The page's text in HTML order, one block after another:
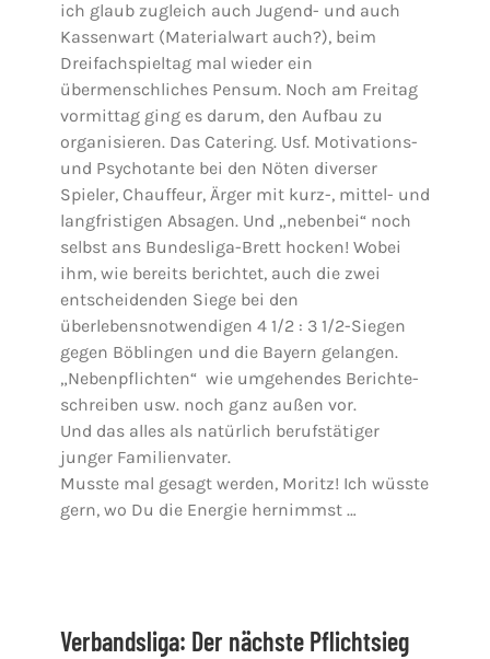
ich glaub zugleich auch Jugend- und auch
Kassenwart (Materialwart auch?), beim
Dreifachspieltag mal wieder ein
übermenschliches Pensum. Noch am Freitag
vormittag ging es darum, den Aufbau zu
organisieren. Das Catering. Usf. Motivations-
und Psychotante bei den Nöten diverser
Spieler, Chauffeur, Ärger mit kurz-, mittel- und
langfristigen Absagen. Und „nebenbei“ noch
selbst ans Bundesliga-Brett hocken! Wobei
ihm, wie bereits berichtet, auch die zwei
entscheidenden Siege bei den
überlebensnotwendigen 4 1/2 : 3 1/2-Siegen
gegen Böblingen und die Bayern gelangen.
„Nebenpflichten“ wie umgehendes Berichte-
schreiben usw. noch ganz außen vor.
Und das alles als natürlich berufstätiger
junger Familienvater.
Musste mal gesagt werden, Moritz! Ich wüsste
gern, wo Du die Energie hernimmst …
Verbandsliga: Der nächste Pflichtsieg